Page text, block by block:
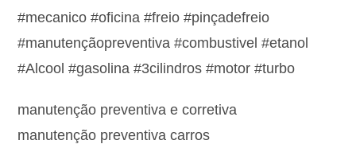
#mecanico #oficina #freio #pinçadefreio
#manutençãopreventiva #combustivel #etanol
#Alcool #gasolina #3cilindros #motor #turbo
manutenção preventiva e corretiva
manutenção preventiva carros